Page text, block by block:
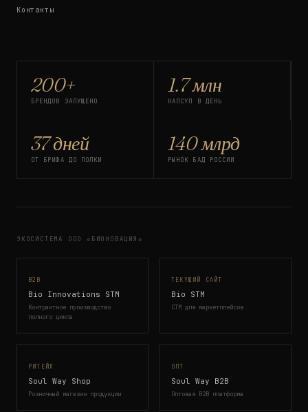
Контакты
200+
БРЕНДОВ ЗАПУЩЕНО
1.7 млн
КАПСУЛ В ДЕНЬ
37 дней
ОТ БРИФА ДО ПОЛКИ
140 млрд
РЫНОК БАД РОССИИ
ЭКОСИСТЕМА ООО «БИОНОВАЦИЯ»
B2B
Bio Innovations STM
Контрактное производство
полного цикла
ТЕКУЩИЙ САЙТ
Bio STM
СТМ для маркетплейсов
РИТЕЙЛ
Soul Way Shop
Розничный магазин продукции
ОПТ
Soul Way B2B
Оптовая B2B платформа